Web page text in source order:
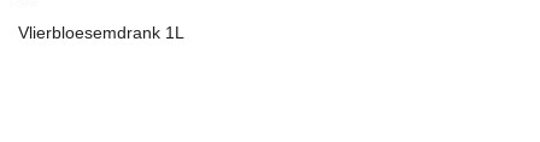
Vlierbloesemdrank 1L